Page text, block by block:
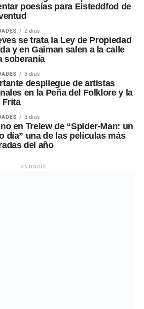
poesías para Eisteddfod de
2 días
se trata la Ley de Propiedad
y en Gaiman salen a la calle
soberanía
3 días
despliegue de artistas
en la Peña del Folklore y la
Frita
3 días
en Trelew de “Spider-Man: un
día” una de las películas más
del año
ANUNCIO